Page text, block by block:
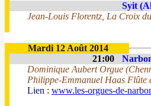
Syit
Jean-Louis Florentz, La Croix
Mardi 12 Août 2014
21:00
Dominique Aubert Orgue
Philippe-Emmanuel Haas Flûte
Lien : www.les-orgues-de-